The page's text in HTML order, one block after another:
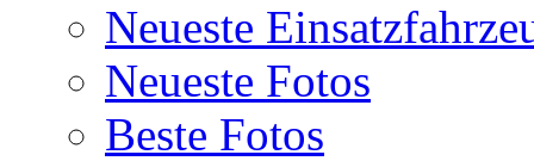
Neueste
Neueste Fotos
Beste Fotos